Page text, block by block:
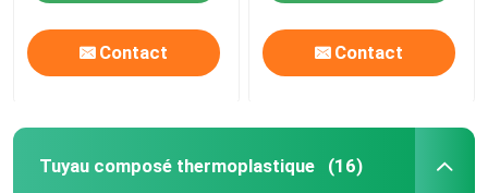
Contact Contact
Tuyau composé thermoplastique (16)